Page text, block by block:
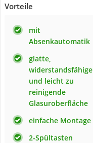
Vorteile
mit
Absenkautomatik
glatte,
widerstandsfähige
und leicht zu
reinigende
Glasuroberfläche
einfache Montage
2-Spültasten